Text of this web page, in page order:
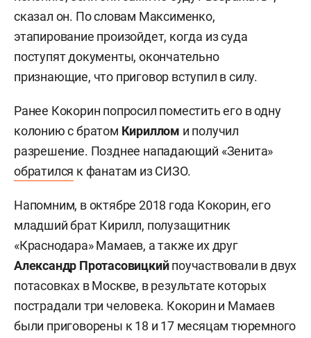
сказал он. По словам Максименко,
этапирование произойдет, когда из суда
поступят документы, окончательно
признающие, что приговор вступил в силу.
Ранее Кокорин попросил поместить его в одну
колонию с братом Кириллом и получил
разрешение. Позднее нападающий «Зенита»
обратился к фанатам из СИЗО.
Напомним, в октябре 2018 года Кокорин, его
младший брат Кирилл, полузащитник
«Краснодара» Мамаев, а также их друг
Александр Протасовицкийпоучаствовали в двух
потасовках в Москве, в результате которых
пострадали три человека. Кокорин и Мамаев
были приговорены к 18 и 17 месяцам тюремного